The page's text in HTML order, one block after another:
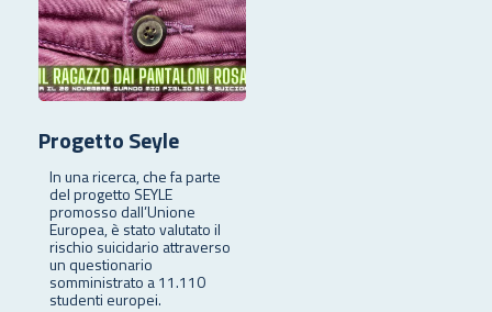
Progetto Seyle
In una ricerca, che fa parte
del progetto SEYLE
promosso dall’Unione
Europea, è stato valutato il
rischio suicidario attraverso
un questionario
somministrato a 11.110
studenti europei.